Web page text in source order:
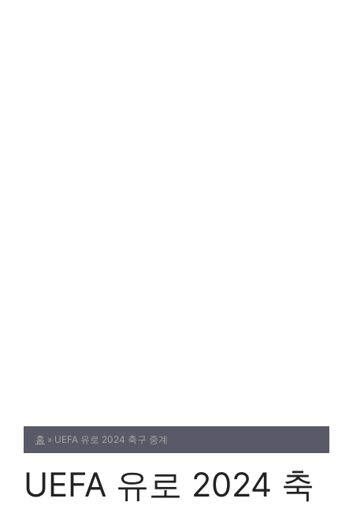
content
홈 » UEFA 유로 2024 축구 중계
UEFA 유로 2024 축